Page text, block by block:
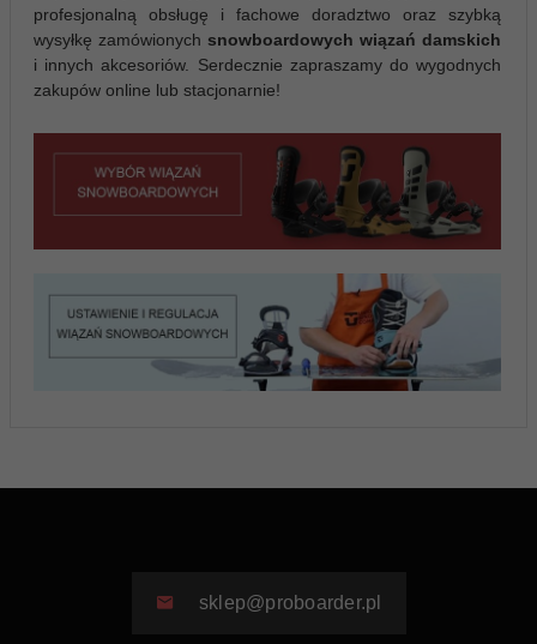
profesjonalną obsługę i fachowe doradztwo oraz szybką
wysyłkę zamówionych snowboardowych wiązań damskich
i innych akcesoriów. Serdecznie zapraszamy do wygodnych
zakupów online lub stacjonarnie!
sklep@proboarder.pl